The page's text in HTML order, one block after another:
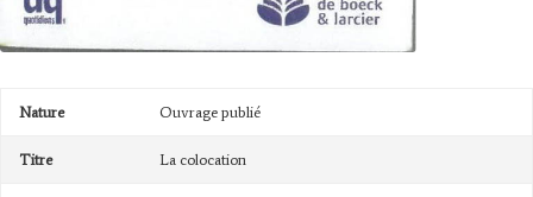
Nature Ouvrage publié
Titre La colocation